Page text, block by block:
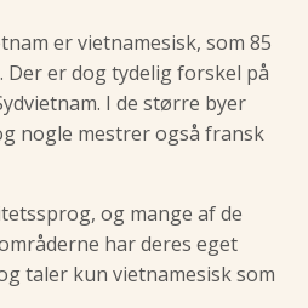
er vietnamesisk, som 85
er dog tydelig forskel på
I de større byer
nogle mestrer også fransk
og mange af de
har deres eget
taler kun vietnamesisk som